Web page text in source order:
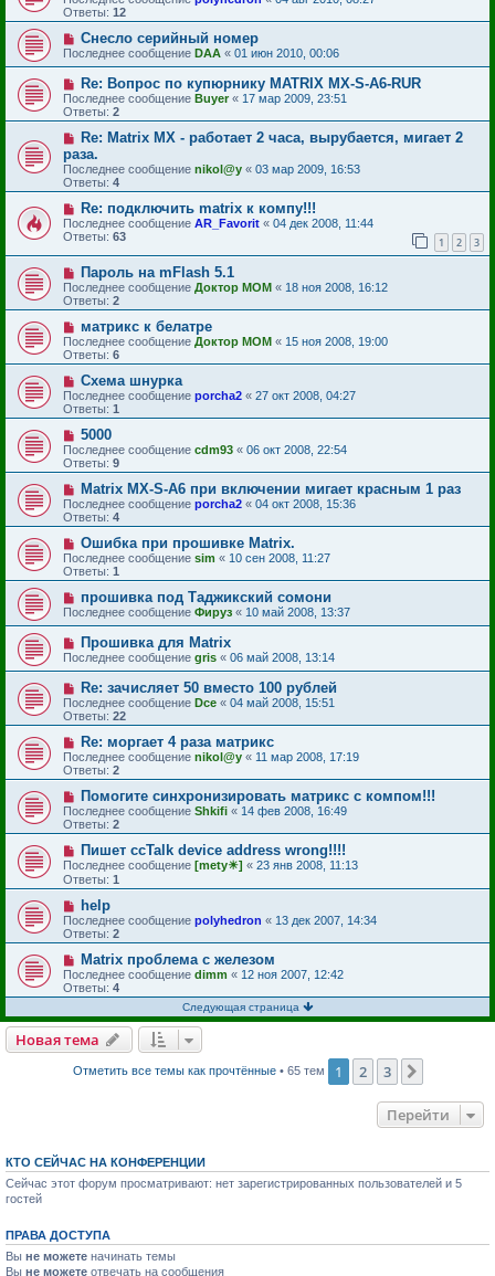
Ответы: 12
Снесло серийный номер
Последнее сообщение DAA « 01 июн 2010, 00:06
Re: Вопрос по купюрнику MATRIX MX-S-A6-RUR
Последнее сообщение Buyer« 17 мар 2009, 23:51
Ответы: 2
Re: Matrix MX - работает 2 часа, вырубается, мигает 2
раза.
Последнее сообщение nikol@y « 03 мар 2009, 16:53
Ответы: 4
Re: подключить matrix к компу!!!
Последнее сообщение AR_Favorit « 04 дек 2008, 11:44
Ответы: 63 1 2 3
Пароль на mFlash 5.1
Последнее сообщение Доктор MOM « 18 ноя 2008, 16:12
Ответы: 2
матрикс к белатре
Последнее сообщение Доктор MOM « 15 ноя 2008, 19:00
Ответы: 6
Схема шнурка
Последнее сообщение porcha2 « 27 окт 2008, 04:27
Ответы: 1
5000
Последнее сообщение cdm93 « 06 окт 2008, 22:54
Ответы: 9
Matrix MX-S-A6 при включении мигает красным 1 раз
Последнее сообщение porcha2 « 04 окт 2008, 15:36
Ответы: 4
Ошибка при прошивке Matrix.
Последнее сообщение sim « 10 сен 2008, 11:27
Ответы: 1
прошивка под Таджикский сомони
Последнее сообщение Фируз « 10 май 2008, 13:37
Прошивка для Matrix
Последнее сообщение gris « 06 май 2008, 13:14
Re: зачисляет 50 вместо 100 рублей
Последнее сообщение Dce « 04 май 2008, 15:51
Ответы: 22
Re: моргает 4 раза матрикс
Последнее сообщение nikol@y « 11 мар 2008, 17:19
Ответы: 2
Помогите синхронизировать матрикс с компом!!!
Последнее сообщение Shkifi « 14 фев 2008, 16:49
Ответы: 2
Пишет ccTalk device address wrong!!!!
Последнее сообщение [mety☀] « 23 янв 2008, 11:13
Ответы: 1
help
Последнее сообщение polyhedron « 13 дек 2007, 14:34
Ответы: 2
Matrix проблема с железом
Последнее сообщение dimm « 12 ноя 2007, 12:42
Ответы: 4
Следующая страница
Новая тема
Отметить все темы как прочтённые• 65 тем 1 2 3
Перейти
КТО СЕЙЧАС НА КОНФЕРЕНЦИИ
Сейчас этот форум просматривают: нет зарегистрированных пользователей и 5
гостей
ПРАВА ДОСТУПА
Вы не можете начинать темы
Вы не можете отвечать на сообщения